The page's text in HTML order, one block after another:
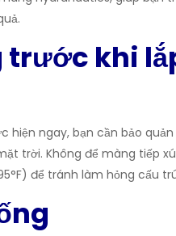
trước khi
hiện ngay, bạn cần bảo
trời. Không để màng tiếp
để tránh làm hỏng cấu